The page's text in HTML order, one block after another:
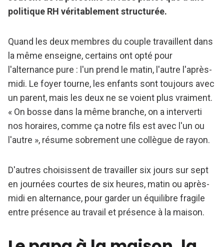
politique RH véritablement structurée.
Quand les deux membres du couple travaillent dans
la même enseigne, certains ont opté pour
l'alternance pure : l'un prend le matin, l'autre l'après-
midi. Le foyer tourne, les enfants sont toujours avec
un parent, mais les deux ne se voient plus vraiment.
« On bosse dans la même branche, on a interverti
nos horaires, comme ça notre fils est avec l'un ou
l'autre », résume sobrement une collègue de rayon.
D'autres choisissent de travailler six jours sur sept
en journées courtes de six heures, matin ou après-
midi en alternance, pour garder un équilibre fragile
entre présence au travail et présence à la maison.